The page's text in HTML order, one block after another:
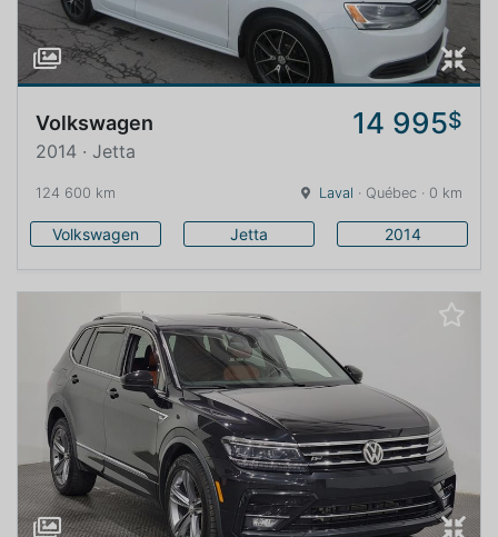
Volkswagen 14 995$
2014 · Jetta
124 600 km Laval · Québec · 0 km
Volkswagen Jetta 2014